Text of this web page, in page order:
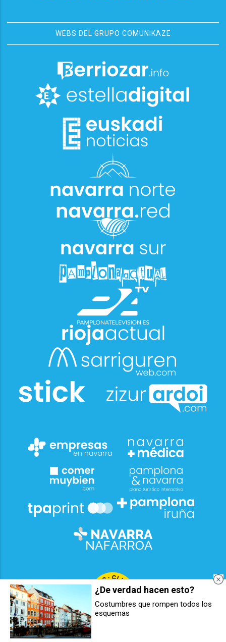
WEBS DEL GRUPO COMUNIKAZE
¿De verdad hacen esto?
Costumbres que rompen todos los
esquemas